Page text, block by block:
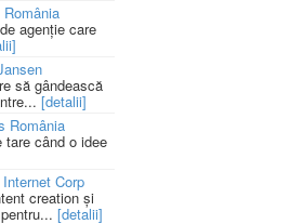
agenție care
să gândească
[detalii]
România
când o idee
Corp
creation și
[detalii]